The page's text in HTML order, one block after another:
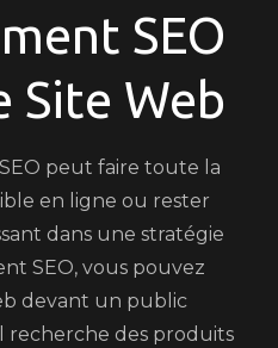
SEO
Site Web
peut faire toute la
en ligne ou rester
dans une stratégie
SEO, vous pouvez
devant un public
recherche des produits